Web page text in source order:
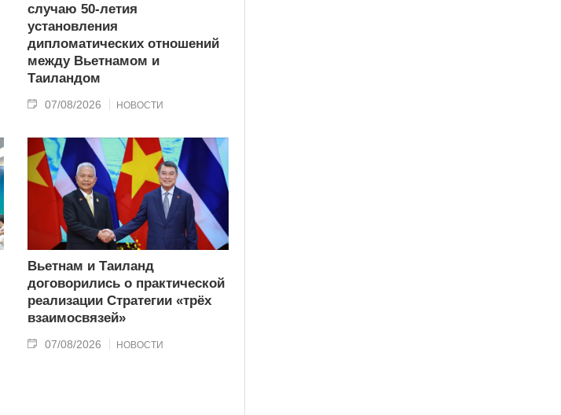
случаю 50-летия
установления
дипломатических отношений
между Вьетнамом и
Таиландом
07/08/2026 НОВОСТИ
Вьетнам и Таиланд
договорились о практической
реализации Стратегии «трёх
взаимосвязей»
07/08/2026 НОВОСТИ